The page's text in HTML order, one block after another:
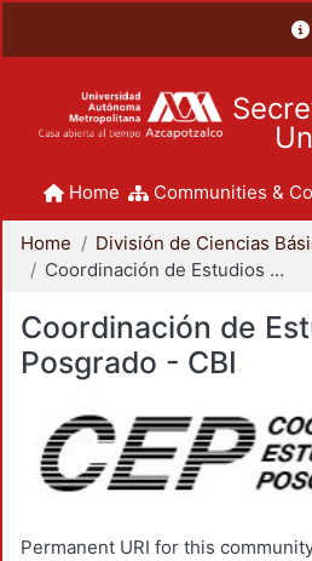
Home Communities &
Home
Coordinación de Estudios de Posgrado - CBI
Coordinación de
Posgrado - CBI
Permanent URI for this